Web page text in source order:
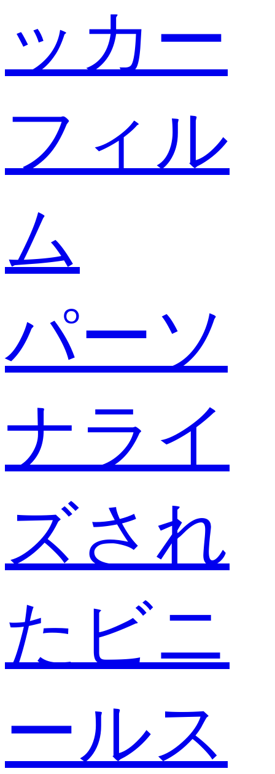
ッカー
フィル
ム
パーソ
ナライ
ズされ
たビニ
ールス